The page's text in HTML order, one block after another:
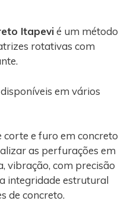
Itapevié um método
rotativas com
em vários
corte e furo em concreto
as perfurações em
vibração, com precisão
integridade estrutural
de concreto.